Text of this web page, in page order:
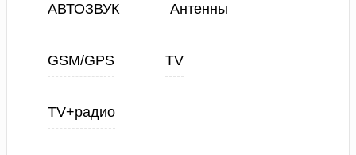
АВТОЗВУК Антенны
GSM/GPS TV
TV+радио